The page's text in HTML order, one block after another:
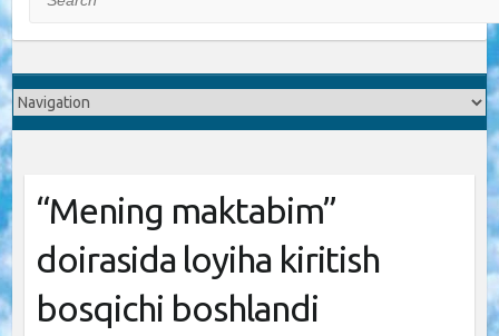
“Mening maktabim”
doirasida loyiha kiritish
bosqichi boshlandi